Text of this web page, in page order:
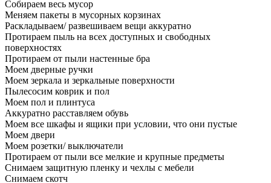
Собираем весь мусор
Меняем пакеты в мусорных корзинах
Раскладываем/ развешиваем вещи аккуратно
Протираем пыль на всех доступных и свободных
поверхностях
Протираем от пыли настенные бра
Моем дверные ручки
Моем зеркала и зеркальные поверхности
Пылесосим коврик и пол
Моем пол и плинтуса
Аккуратно расставляем обувь
Моем все шкафы и ящики при условии, что они пустые
Моем двери
Моем розетки/ выключатели
Протираем от пыли все мелкие и крупные предметы
Снимаем защитную пленку и чехлы с мебели
Снимаем скотч